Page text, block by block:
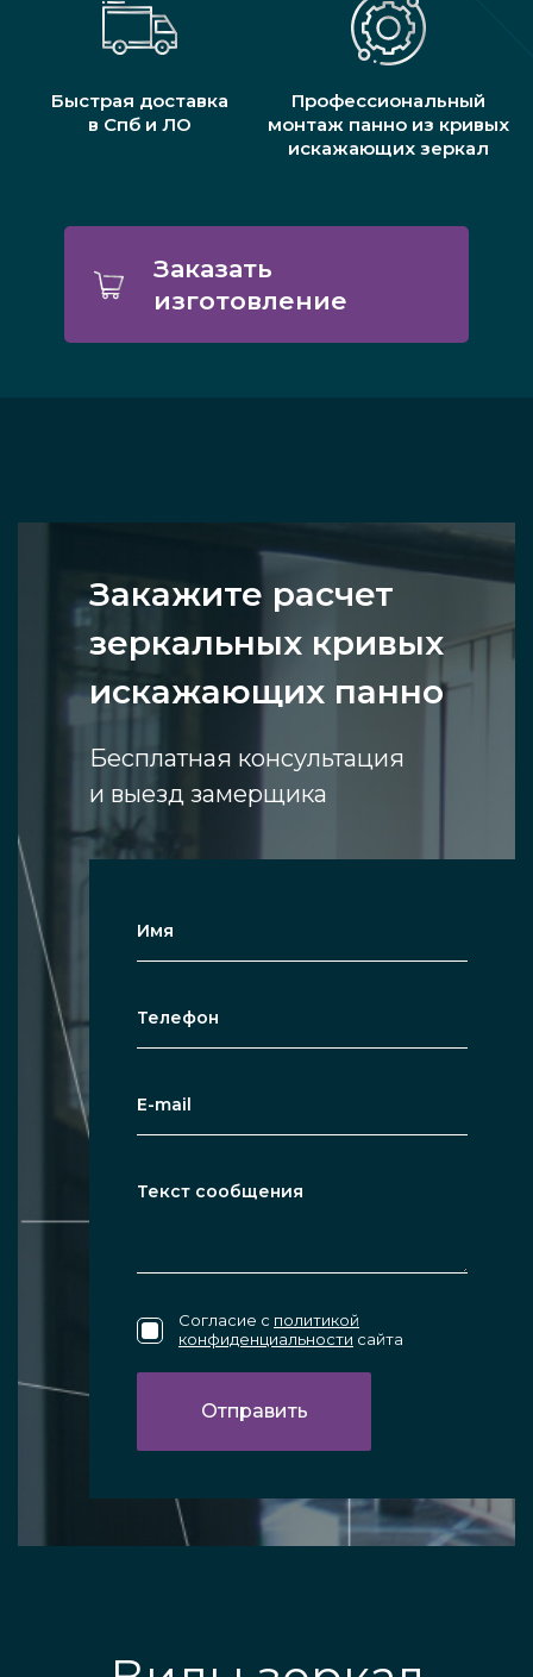
Быстрая доставка
в Спб и ЛО
Профессиональный
монтаж панно из кривых
искажающих зеркал
Заказать
изготовление
Закажите расчет
зеркальных кривых
искажающих панно
Бесплатная консультация
и выезд замерщика
Согласие с политикой
конфиденциальности сайта